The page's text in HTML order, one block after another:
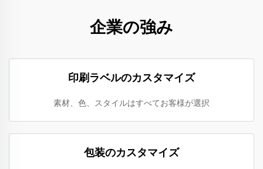
企業の強み
印刷ラベルのカスタマイズ
素材、色、スタイルはすべてお客様が選択
包装のカスタマイズ